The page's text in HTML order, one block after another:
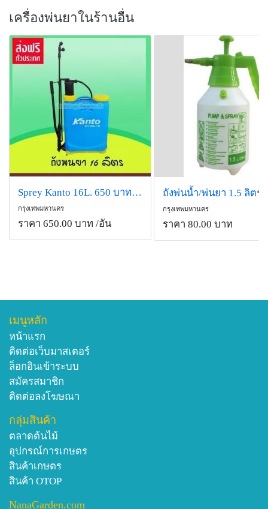
เครื่องพ่นยาในร้านอื่น
Sprey Kanto 16L. 650 บาท ส่งฟรี
กรุงเทพมหานคร
ราคา 650.00 บาท /อัน
กรุงเทพมหานคร
ราคา 80.00 บาท
เมนูหลัก
หน้าแรก
ติดต่อเว็บมาสเตอร์
ล็อกอินเข้าระบบ
สมัครสมาชิก
ติดต่อลงโฆษณา
กลุ่มสินค้า
ตลาดต้นไม้
อุปกรณ์การเกษตร
สินค้าเกษตร
สินค้า OTOP
NanaGarden.com